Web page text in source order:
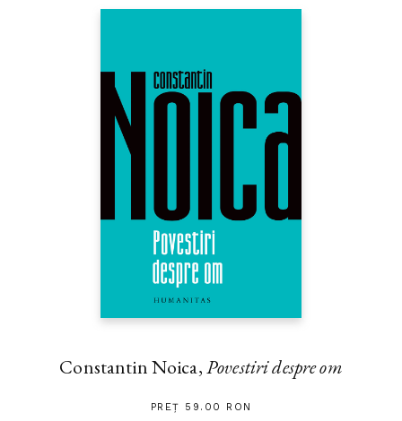
Constantin Noica,Povestiri despre om
PREȚ 59.00 RON